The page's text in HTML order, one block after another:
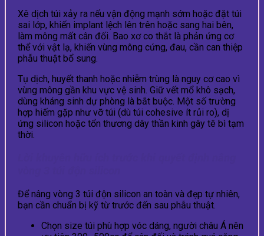
Xê dịch túi xảy ra nếu vận động mạnh sớm hoặc đặt túi
sai lớp, khiến implant lệch lên trên hoặc sang hai bên,
làm mông mất cân đối. Bao xơ co thắt là phản ứng cơ
thể với vật lạ, khiến vùng mông cứng, đau, cần can thiệp
phẫu thuật bổ sung.
Tụ dịch, huyết thanh hoặc nhiễm trùng là nguy cơ cao vì
vùng mông gần khu vực vệ sinh. Giữ vết mổ khô sạch,
dùng kháng sinh dự phòng là bắt buộc. Một số trường
hợp hiếm gặp như vỡ túi (dù túi cohesive ít rủi ro), dị
ứng silicon hoặc tổn thương dây thần kinh gây tê bì tạm
thời.
Để nâng vòng 3 túi độn silicon an toàn và đẹp tự nhiên,
bạn cần chuẩn bị kỹ từ trước đến sau phẫu thuật.
Chọn size túi phù hợp vóc dáng, người châu Á nên